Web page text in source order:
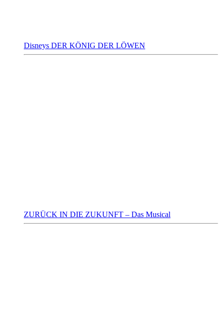
Disneys DER KÖNIG DER LÖWEN
ZURÜCK IN DIE ZUKUNFT – Das Musical